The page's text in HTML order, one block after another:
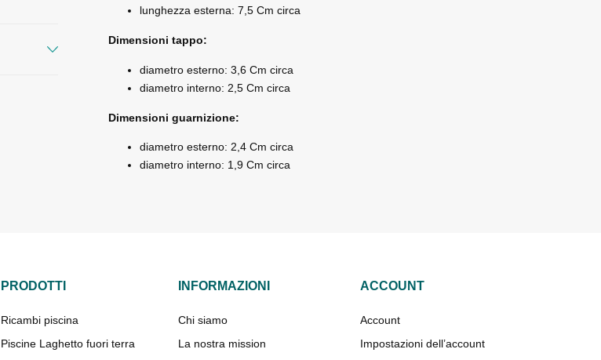
lunghezza esterna: 7,5 Cm circa
Dimensioni tappo:
diametro esterno: 3,6 Cm circa
diametro interno: 2,5 Cm circa
Dimensioni guarnizione:
diametro esterno: 2,4 Cm circa
diametro interno: 1,9 Cm circa
PRODOTTI
Ricambi piscina
Piscine Laghetto fuori terra
INFORMAZIONI
Chi siamo
La nostra mission
ACCOUNT
Account
Impostazioni dell’account